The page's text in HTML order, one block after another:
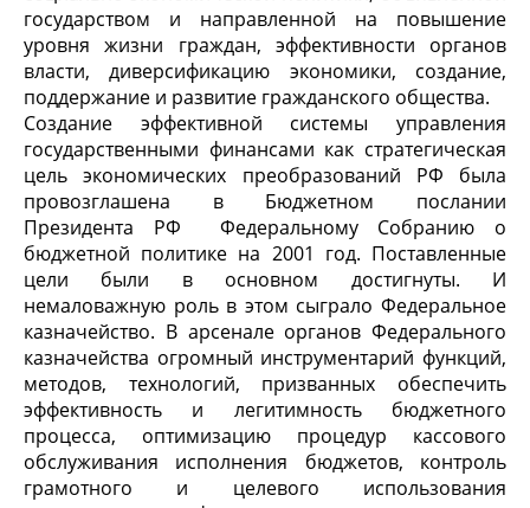
государством и направленной на повышение
уровня жизни граждан, эффективности органов
власти, диверсификацию экономики, создание,
поддержание и развитие гражданского общества.
Создание эффективной системы управления
государственными финансами как стратегическая
цель экономических преобразований РФ была
провозглашена в Бюджетном послании
Президента РФ Федеральному Собранию о
бюджетной политике на 2001 год. Поставленные
цели были в основном достигнуты. И
немаловажную роль в этом сыграло Федеральное
казначейство. В арсенале органов Федерального
казначейства огромный инструментарий функций,
методов, технологий, призванных обеспечить
эффективность и легитимность бюджетного
процесса, оптимизацию процедур кассового
обслуживания исполнения бюджетов, контроль
грамотного и целевого использования